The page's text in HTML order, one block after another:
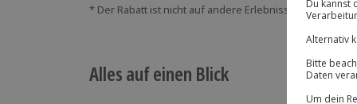
* Der Rabatt ist nicht auf andere Erlebnisse bei der
Alles auf einen Blick